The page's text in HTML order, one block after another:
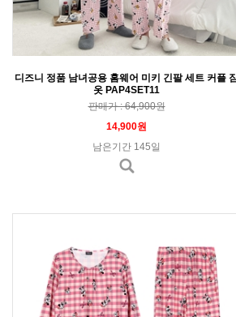
디즈니 정품 남녀공용 홈웨어 미키 긴팔 세트 커플
옷 PAP4SET11
판매가 : 64,900원
14,900원
남은기간 145일